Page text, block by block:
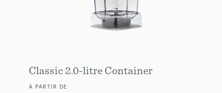
Classic 2.0-litre Container
À PARTIR DE